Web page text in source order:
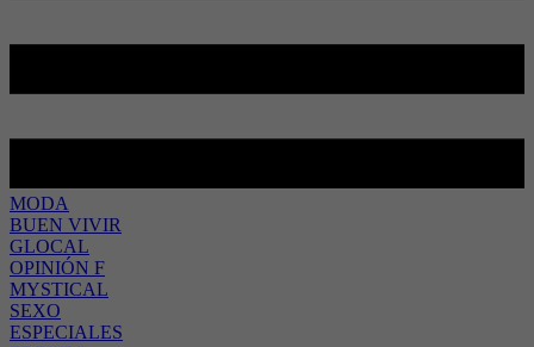
MODA
BUEN VIVIR
GLOCAL
OPINIÓN F
MYSTICAL
SEXO
ESPECIALES